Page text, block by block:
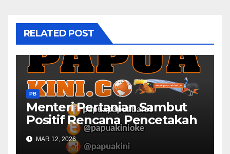
RELATED POST
PB
Menteri Pertanian Sambut
Positif Rencana Pencetakah
Sawah dan Ladang di Papua
Barat
MAR 12, 2026